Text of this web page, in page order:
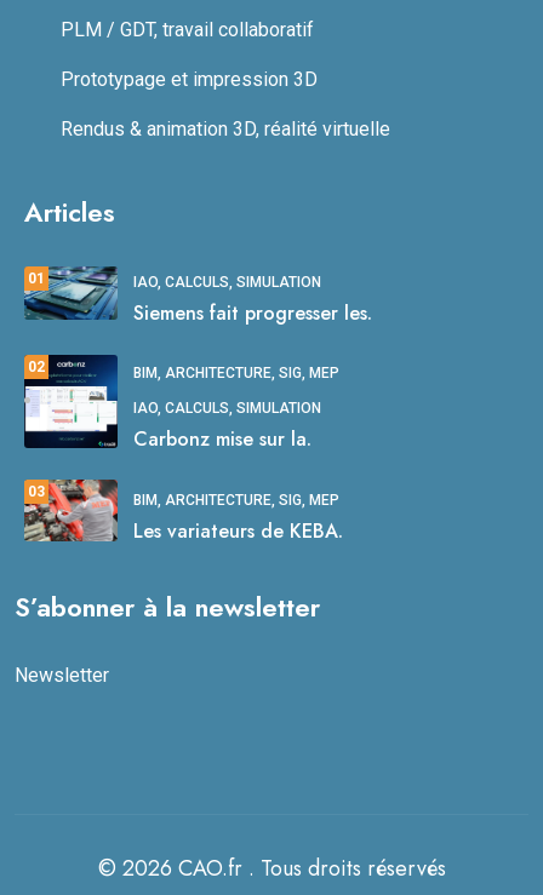
PLM / GDT, travail collaboratif
Prototypage et impression 3D
Rendus & animation 3D, réalité virtuelle
Articles
01 IAO, CALCULS, SIMULATION
Siemens fait progresser les.
02 BIM, ARCHITECTURE, SIG, MEP
IAO, CALCULS, SIMULATION
Carbonz mise sur la.
03 BIM, ARCHITECTURE, SIG, MEP
Les variateurs de KEBA.
S’abonner à la newsletter
Newsletter
© 2026 CAO.fr . Tous droits réservés